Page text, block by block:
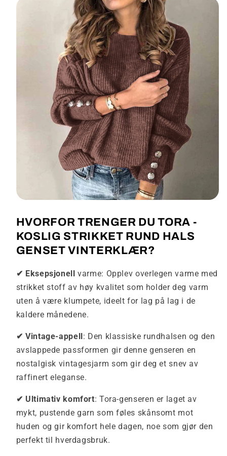
HVORFOR TRENGER DU TORA -
KOSLIG STRIKKET RUND HALS
GENSET VINTERKLÆR?
✔ Eksepsjonell
varme: Opplev overlegen varme med
strikket stoff av høy kvalitet som holder deg varm
uten å være klumpete, ideelt for lag på lag i de
kaldere månedene.
✔ Vintage-appell: Den klassiske rundhalsen og den
avslappede passformen gir denne genseren en
nostalgisk vintagesjarm som gir deg et snev av
raffinert eleganse.
✔ Ultimativ komfort: Tora-genseren er laget av
mykt, pustende garn som føles skånsomt mot
huden og gir komfort hele dagen, noe som gjør den
perfekt til hverdagsbruk.